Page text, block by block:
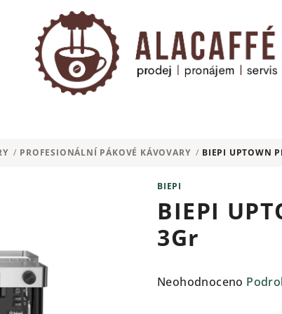
/ PROFESIONÁLNÍ PÁKOVÉ KÁVOVARY / BIEPI UPTOWN
BIEPI
BIEPI
3Gr
Průměrné
Neohodnoceno